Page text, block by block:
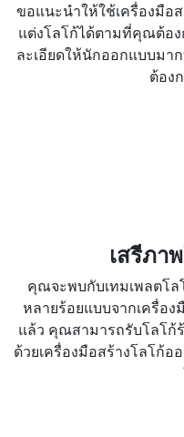
ขอแนะนำให้ใช้เครื่องมือ
แต่งโลโก้ได้ตามที่คุณต้อ
ละเอียดให้นักออกแบบมา
ต้อง
เสรีภา
คุณจะพบกับเทมเพลตโล
หลายร้อยแบบจากเครื่อง
แล้ว คุณสามารถรับโลโก้
ด้วยเครื่องมือสร้างโลโก้อ